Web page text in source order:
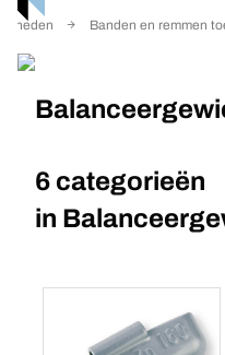
Banden en remmen
6 categorieën
in